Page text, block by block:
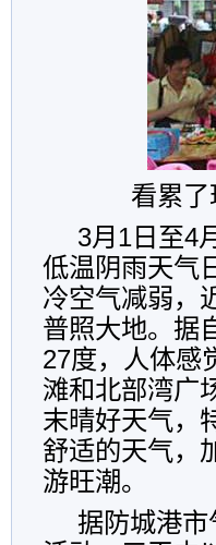
看累
3月1日至4
低温阴雨天气
冷空气减弱，
普照大地。据
27度，人体感
滩和北部湾广
末晴好天气，
舒适的天气，
游旺潮。
据防城港